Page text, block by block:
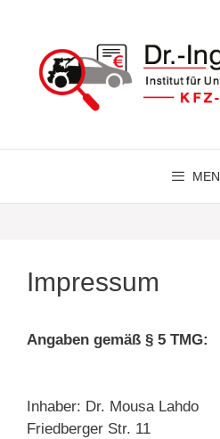
springen
Impressum
Angaben gemäß § 5 TMG:
Inhaber: Dr. Mousa Lahdo
Friedberger Str. 11